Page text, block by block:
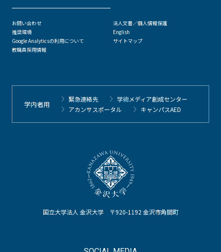
国立大学法人 金沢大学 〒920-1192 金沢市角間町
お問い合わせ
推奨環境
Google Analyticsの利用について
教職員採用情報
法人文書／個人情報保護
English
サイトマップ
学内者用
緊急連絡先
学術メディア創成センター
アカンサスポータル
キャンパスAED